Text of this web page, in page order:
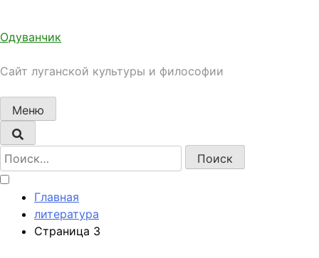
содержимому
Одуванчик
Сайт луганской культуры и философии
Меню
Найти:
Главная
литература
Страница 3